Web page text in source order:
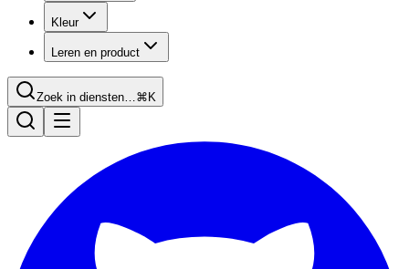
Kleur
Leren en product
Zoek in diensten…⌘K